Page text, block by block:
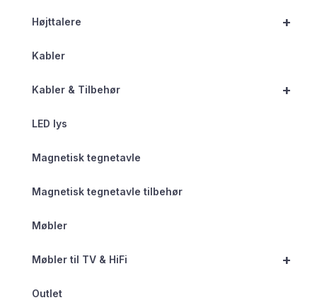
+
Højttalere
Kabler
+
Kabler & Tilbehør
LED lys
Magnetisk tegnetavle
Magnetisk tegnetavle tilbehør
Møbler
+
Møbler til TV & HiFi
Outlet